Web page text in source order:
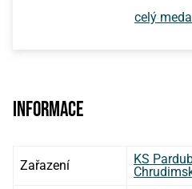
celý
Informace
Zařazení KS